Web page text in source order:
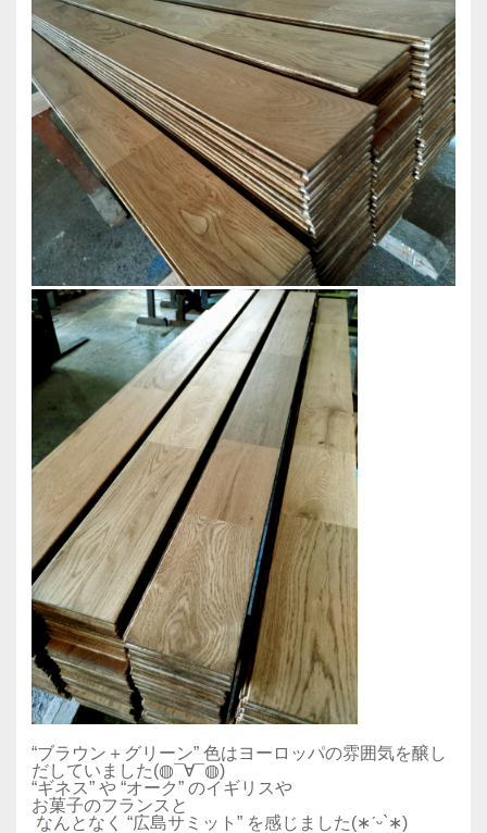
“ブラウン＋グリーン” 色はヨーロッパの雰囲気を醸し
だしていました(◍¯∀¯◍)
“ギネス” や “オーク” のイギリスや
お菓子のフランスと
なんとなく “広島サミット” を感じました(∗ˊᵕ`∗)